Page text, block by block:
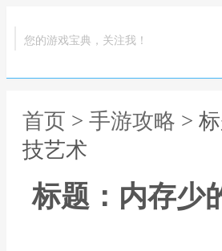
您的游戏宝典，关注我！
首页 > 手游攻略 >
技艺术
标题：内存少